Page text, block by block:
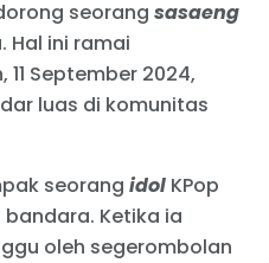
seorang sasaeng
Hal ini ramai
September 2024,
luas di komunitas
seorang idol KPop
Ketika ia
oleh segerombolan